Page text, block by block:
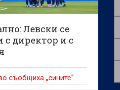
Левски се
с директор и с
съобщиха „сините“